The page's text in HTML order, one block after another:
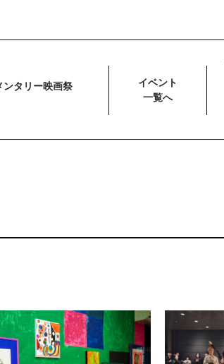
イベント
一覧へ
ンタリー映画祭